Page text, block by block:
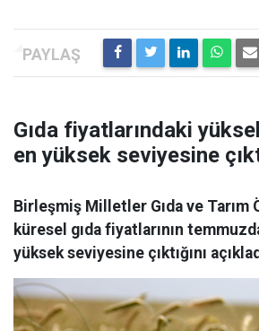
Gıda fiyatlarındaki
en yüksek seviyesine
Birleşmiş Milletler Gıda ve Tarım
küresel gıda fiyatlarının
yüksek seviyesine çıktığını